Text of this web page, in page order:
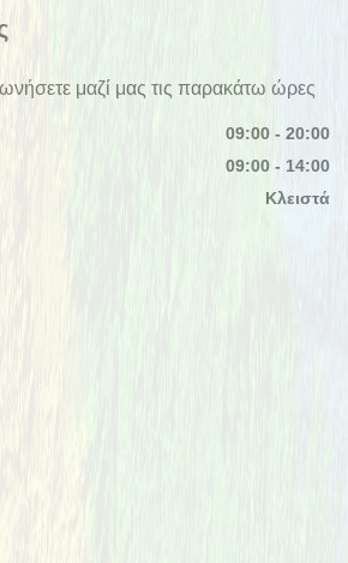
μαζί μας τις παρακάτω ώρες
09:00 - 20:00
09:00 - 14:00
Κλειστά